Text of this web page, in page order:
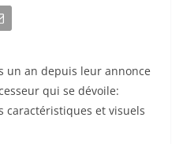
un an depuis leur annonce
qui se dévoile:
caractéristiques et visuels